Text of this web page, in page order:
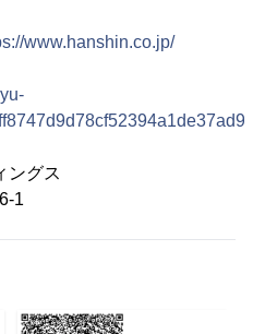
www.hanshin.co.jp/
ングス
1